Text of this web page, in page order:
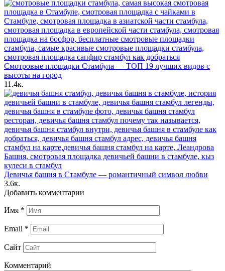
Смотровые площадки Стамбула — ТОП 19 лучших видов с
высоты на город
11.4к.
Девичья башня в Стамбуле — романтичный символ любви
3.6к.
Добавить комментарии
Имя *
Email *
Сайт
Комментарий